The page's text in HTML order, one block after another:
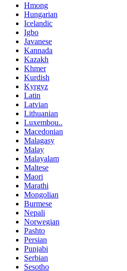
Hmong
Hungarian
Icelandic
Igbo
Javanese
Kannada
Kazakh
Khmer
Kurdish
Kyrgyz
Latin
Latvian
Lithuanian
Luxembou..
Macedonian
Malagasy
Malay
Malayalam
Maltese
Maori
Marathi
Mongolian
Burmese
Nepali
Norwegian
Pashto
Persian
Punjabi
Serbian
Sesotho